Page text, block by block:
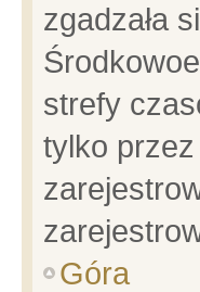
zgadzała
strefy
tylko
Góra